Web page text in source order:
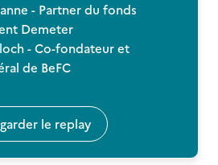
- Partner du fonds
Demeter
- Co-fondateur et
de BeFC
le replay